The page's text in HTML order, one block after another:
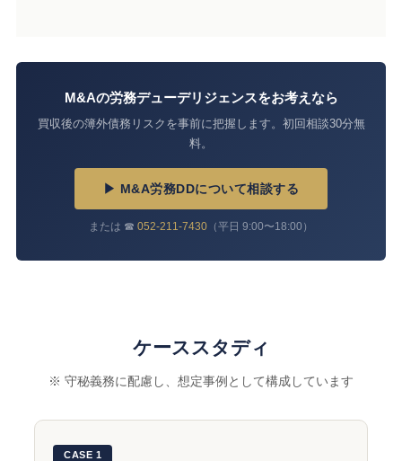
M&Aの労務デューデリジェンスをお考えなら
買収後の簿外債務リスクを事前に把握します。初回相談30分無
料。
▶ M&A労務DDについて相談する
または ☎ 052-211-7430 （平日 9:00〜18:00）
ケーススタディ
※ 守秘義務に配慮し、想定事例として構成しています
CASE 1